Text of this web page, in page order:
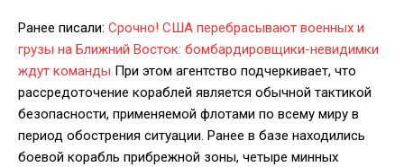
Ранее писали: Срочно! США перебрасывают военных и
грузы на Ближний Восток: бомбардировщики-невидимки
ждут команды При этом агентство подчеркивает, что
рассредоточение кораблей является обычной тактикой
безопасности, применяемой флотами по всему миру в
период обострения ситуации. Ранее в базе находились
боевой корабль прибрежной зоны, четыре минных